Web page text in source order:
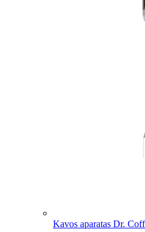
Kavos aparatas Dr.